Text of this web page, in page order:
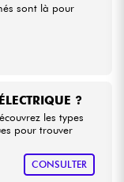
?
les types
pour trouver
CONSULTER
sont là pour